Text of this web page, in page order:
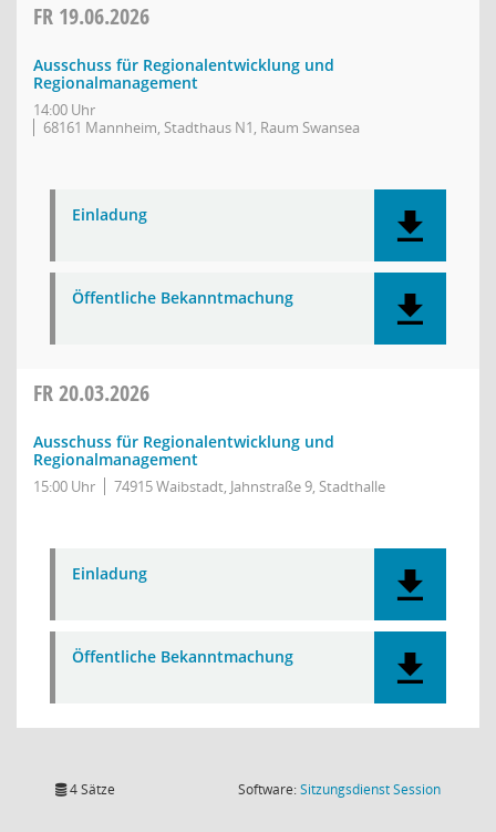
FR 19.06.2026
Ausschuss für Regionalentwicklung und
Regionalmanagement
14:00 Uhr
68161 Mannheim, Stadthaus N1, Raum Swansea
Einladung
Öffentliche Bekanntmachung
FR20.03.2026
Ausschuss für Regionalentwicklung und
Regionalmanagement
15:00 Uhr 74915 Waibstadt, Jahnstraße 9, Stadthalle
Einladung
Öffentliche Bekanntmachung
4 Sätze Software:SitzungsdienstSession(Wird in